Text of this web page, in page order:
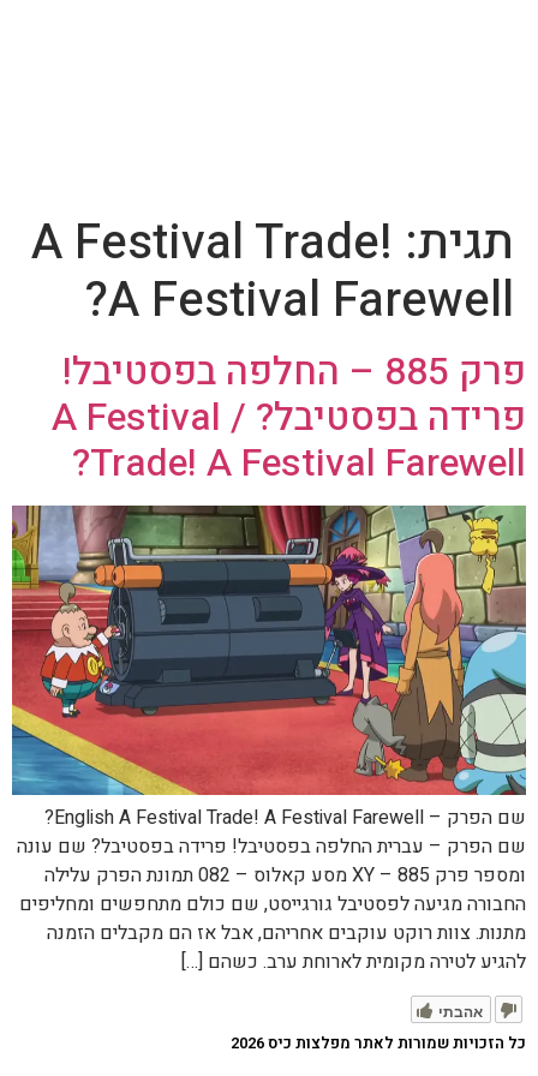
תגית: A Festival Trade!
A Festival Farewell?
פרק 885 – החלפה בפסטיבל!
פרידה בפסטיבל? / A Festival
Trade! A Festival Farewell?
שם הפרק – English A Festival Trade! A Festival Farewell?
שם הפרק – עברית החלפה בפסטיבל! פרידה בפסטיבל? שם עונה
ומספר פרק XY – 885 מסע קאלוס – 082 תמונת הפרק עלילה
החבורה מגיעה לפסטיבל גורגייסט, שם כולם מתחפשים ומחליפים
מתנות. צוות רוקט עוקבים אחריהם, אבל אז הם מקבלים הזמנה
להגיע לטירה מקומית לארוחת ערב. כשהם […]
אהבתי
כל הזכויות שמורות לאתר מפלצות כיס 2026